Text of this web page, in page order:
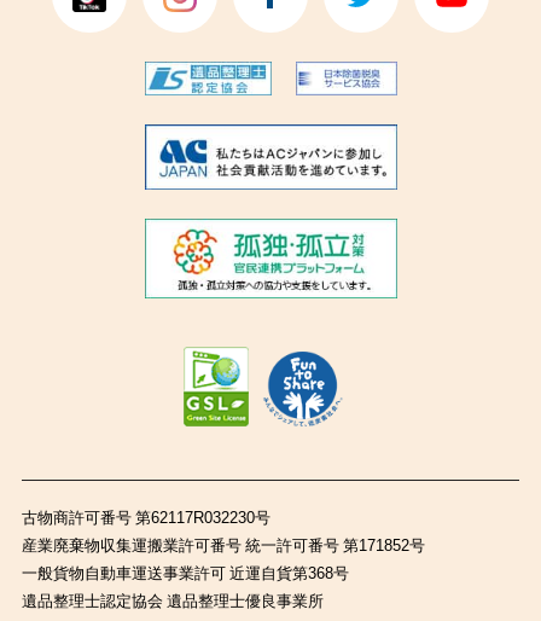
古物商許可番号 第62117R032230号
産業廃棄物収集運搬業許可番号 統一許可番号 第171852号
一般貨物自動車運送事業許可 近運自貨第368号
遺品整理士認定協会 遺品整理士優良事業所